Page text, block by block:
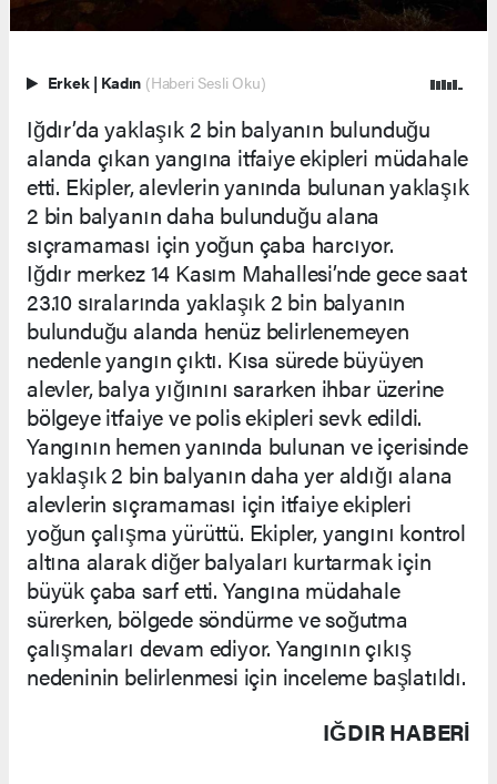
Erkek | Kadın (Haberi Sesli Oku)
Iğdır’da yaklaşık 2 bin balyanın bulunduğu
alanda çıkan yangına itfaiye ekipleri müdahale
etti. Ekipler, alevlerin yanında bulunan yaklaşık
2 bin balyanın daha bulunduğu alana
sıçramaması için yoğun çaba harcıyor.
Iğdır merkez 14 Kasım Mahallesi’nde gece saat
23.10 sıralarında yaklaşık 2 bin balyanın
bulunduğu alanda henüz belirlenemeyen
nedenle yangın çıktı. Kısa sürede büyüyen
alevler, balya yığınını sararken ihbar üzerine
bölgeye itfaiye ve polis ekipleri sevk edildi.
Yangının hemen yanında bulunan ve içerisinde
yaklaşık 2 bin balyanın daha yer aldığı alana
alevlerin sıçramaması için itfaiye ekipleri
yoğun çalışma yürüttü. Ekipler, yangını kontrol
altına alarak diğer balyaları kurtarmak için
büyük çaba sarf etti. Yangına müdahale
sürerken, bölgede söndürme ve soğutma
çalışmaları devam ediyor. Yangının çıkış
nedeninin belirlenmesi için inceleme başlatıldı.
IĞDIR HABERİ